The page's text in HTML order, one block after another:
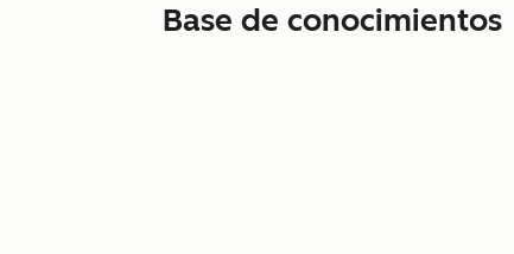
Base de conocimientos